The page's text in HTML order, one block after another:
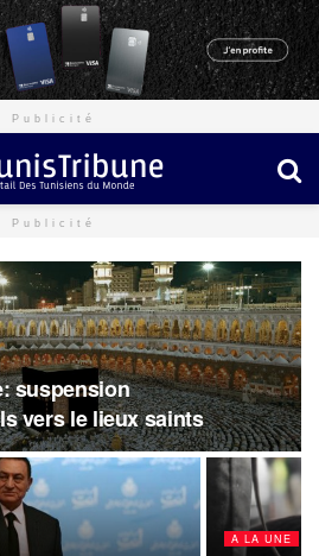
Publicité
Publicité
suspension
vers le lieux saints
A LA UNE